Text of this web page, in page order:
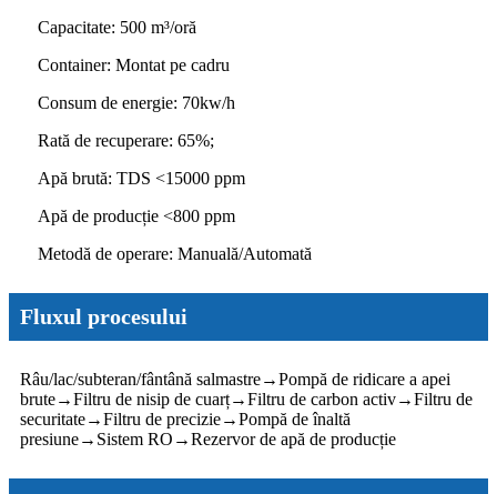
Capacitate: 500 m³/oră
Container: Montat pe cadru
Consum de energie: 70kw/h
Rată de recuperare: 65%;
Apă brută: TDS <15000 ppm
Apă de producție <800 ppm
Metodă de operare: Manuală/Automată
Fluxul procesului
Râu/lac/subteran/fântână salmastre→Pompă de ridicare a apei
brute→Filtru de nisip de cuarț→Filtru de carbon activ→Filtru de
securitate→Filtru de precizie→Pompă de înaltă
presiune→ Sistem RO →Rezervor de apă de producție